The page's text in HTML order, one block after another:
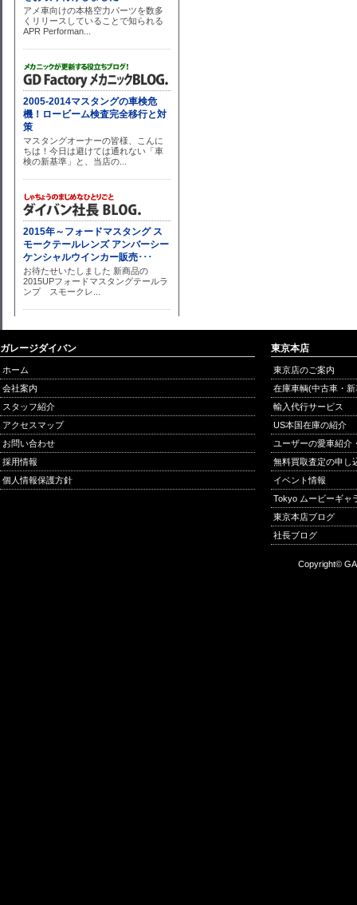
ガレージダイバン
ホーム
会社案内
スタッフ紹介
アクセスマップ
お問い合わせ
採用情報
個人情報保護方針
東京本店
東京店のご案内
在庫車輌(中古車・
輸入代行サービス
US本国在庫の紹介
ユーザーの愛車紹介
無料買取査定の申し
イベント情報
Tokyo ムービーギャ
東京本店ブログ
社長ブログ
Copyright©